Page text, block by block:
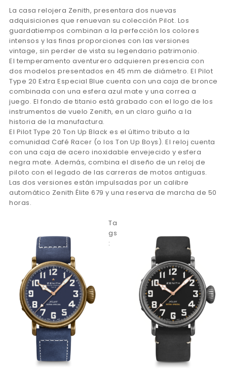
La casa relojera Zenith, presentara dos nuevas
adquisiciones que renuevan su colección Pilot. Los
guardatiempos combinan a la perfección los colores
intensos y las finas proporciones con las versiones
vintage, sin perder de vista su legendario patrimonio.
El temperamento aventurero adquieren presencia con
dos modelos presentados en 45 mm de diámetro. El Pilot
Type 20 Extra Especial Blue cuenta con una caja de bronce
combinada con una esfera azul mate y una correa a
juego. El fondo de titanio está grabado con el logo de los
instrumentos de vuelo Zenith, en un claro guiño a la
historia de la manufactura.
El Pilot Type 20 Ton Up Black es el último tributo a la
comunidad Café Racer (o los Ton Up Boys). El reloj cuenta
con una caja de acero inoxidable envejecido y esfera
negra mate. Además, combina el diseño de un reloj de
piloto con el legado de las carreras de motos antiguas.
Las dos versiones están impulsadas por un calibre
automático Zenith Élite 679 y una reserva de marcha de 50
horas.
Ta
gs
: